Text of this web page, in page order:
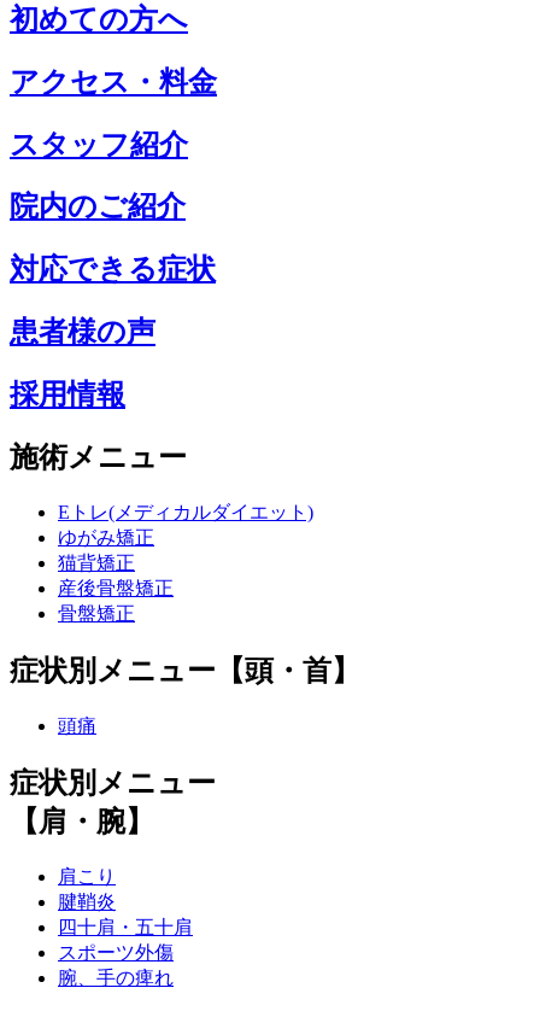
初めての方へ
アクセス・料金
スタッフ紹介
院内のご紹介
対応できる症状
患者様の声
採用情報
施術メニュー
Eトレ(メディカルダイエット)
ゆがみ矯正
猫背矯正
産後骨盤矯正
骨盤矯正
症状別メニュー【頭・首】
頭痛
症状別メニュー
【肩・腕】
肩こり
腱鞘炎
四十肩・五十肩
スポーツ外傷
腕、手の痺れ